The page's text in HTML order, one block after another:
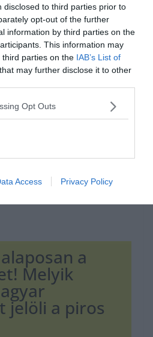
disclosed to third parties prior to
opt-out of the further
information by third parties on the
This information may
parties on the IAB’s List of
that may further disclose it to other
Opt Outs
Access Privacy Policy
Hirdetés
a
Melyik
jelöli a piros